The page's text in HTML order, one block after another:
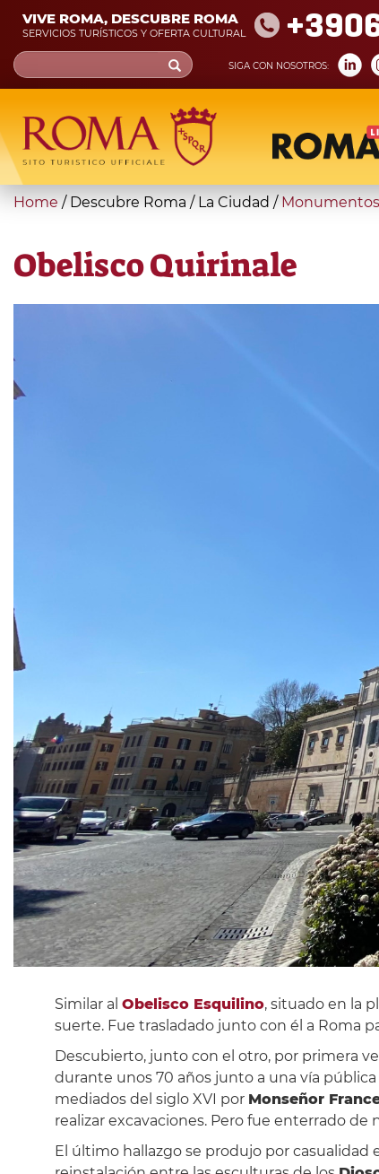
Skip
main
content
VIVE ROMA, DESCUBRE ROMA
SERVICIOS TURÍSTICOS Y OFERTA CULTURAL
SIGA CON NOSOTROS:
Search
form
Búsqueda
You
here
Home / Descubre Roma / La Ciudad / Monumentos
Obelisco Quirinale
Similar al Obelisco Esquilino, situado en la
suerte. Fue trasladado junto con él a Roma
Descubierto, junto con el otro, por primera
durante unos 70 años junto a una vía
mediados del siglo XVI por Monseñor
realizar excavaciones. Pero fue enterrado
El último hallazgo se produjo por casualidad